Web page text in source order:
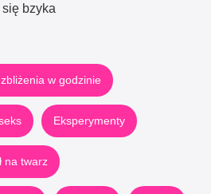
bzyka
w godzinie
Eksperymenty
na twarz